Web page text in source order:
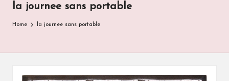
la journee sans portable
Home la journee sans portable